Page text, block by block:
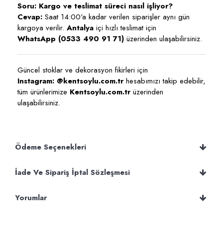
Soru: Kargo ve teslimat süreci nasıl işliyor?
Cevap: Saat 14:00'a kadar verilen siparişler aynı gün
kargoya verilir. Antalya içi hızlı teslimat için
WhatsApp (0533 490 91 71) üzerinden ulaşabilirsiniz.
Güncel stoklar ve dekorasyon fikirleri için
Instagram: @kentsoylu.com.trhesabımızı takip edebilir,
tüm ürünlerimize Kentsoylu.com.trüzerinden
ulaşabilirsiniz.
Ödeme Seçenekleri
İade Ve Sipariş İptal Sözleşmesi
Yorumlar